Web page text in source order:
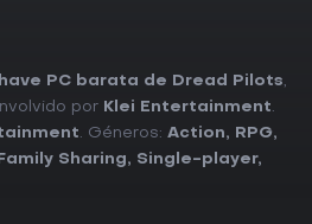
PC barata de Dread Pilots,
por Klei Entertainment.
. Géneros: Action, RPG,
Family Sharing, Single-player,